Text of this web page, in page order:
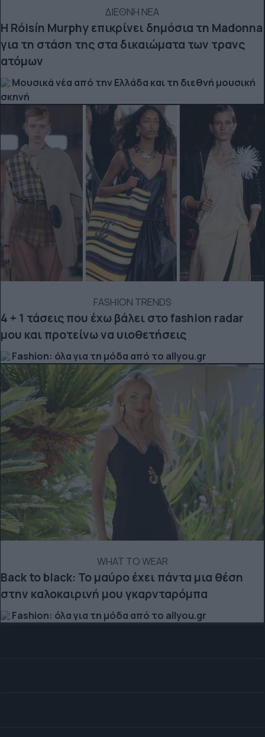
ΔΙΕΘΝΗ ΝΕΑ
Η Róisín Murphy επικρίνει δημόσια τη Madonna
για τη στάση της στα δικαιώματα των τρανς
ατόμων
Μουσικά νέα από την Ελλάδα και τη διεθνή μουσική
σκηνή
FASHION TRENDS
4 + 1 τάσεις που έχω βάλει στο fashion radar
μου και προτείνω να υιοθετήσεις
Fashion: όλα για τη μόδα από το allyou.gr
WHAT TO WEAR
Back to black: Το μαύρο έχει πάντα μια θέση
στην καλοκαιρινή μου γκαρνταρόμπα
Fashion: όλα για τη μόδα από το allyou.gr